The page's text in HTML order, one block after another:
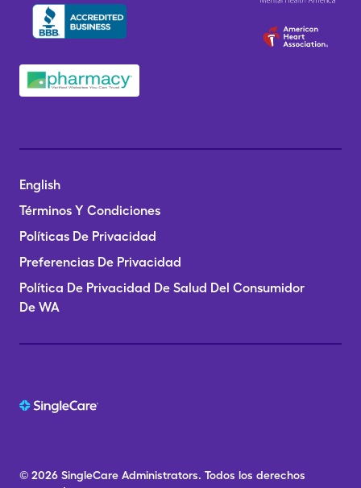
English
Términos Y Condiciones
Políticas De Privacidad
Preferencias De Privacidad
Política De Privacidad De Salud Del Consumidor
De WA
© 2026 SingleCare Administrators. Todos los derechos